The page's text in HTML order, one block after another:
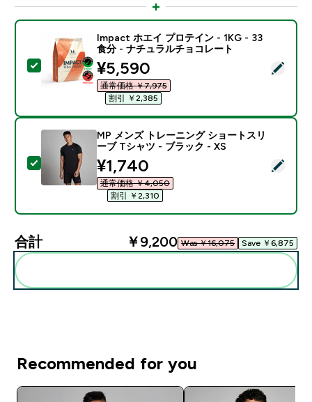
この商品を選択 - Impact ホエイ プロテイン - 1KG -
Impact ホエイ プロテイン - 1KG - 33
食分 - ナチュラルチョコレート
discounted price
¥5,590‎
通常価格 ￥7,975‎
割引 ￥2,385‎
この商品を選択 - MP メンズ トレーニング ショート
MP メンズ トレーニング ショートスリ
ーブ Tシャツ - ブラック - XS
discounted price
¥1,740‎
通常価格 ￥4,050‎
割引 ￥2,310‎
合計 ￥9,200‎ Was ￥16,075‎ Save ￥6,875‎
Recommended for you